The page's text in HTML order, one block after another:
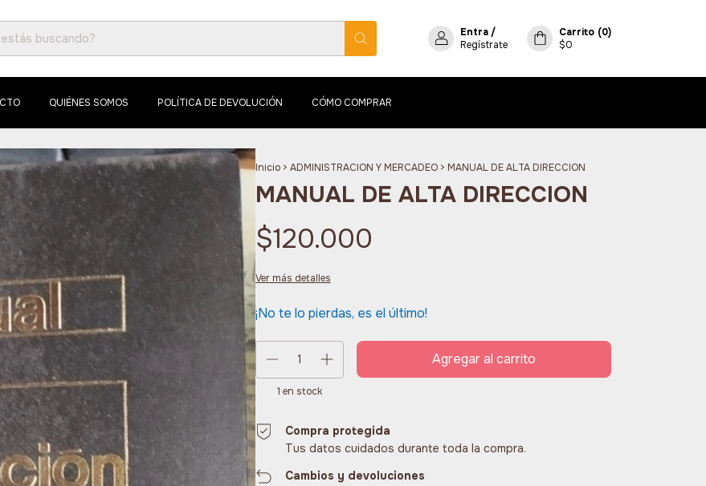
Entra /
Regístrate
Carrito (0)
$0
QUIÉNES SOMOS POLÍTICA DE DEVOLUCIÓN CÓMO COMPRAR
Inicio > ADMINISTRACION Y MERCADEO > MANUAL DE ALTA DIRECCION
MANUAL DE ALTA DIRECCION
$120.000
Ver más detalles
¡No te lo pierdas, es el último!
1 en stock
Compra protegida
Tus datos cuidados durante toda la compra.
Cambios y devoluciones